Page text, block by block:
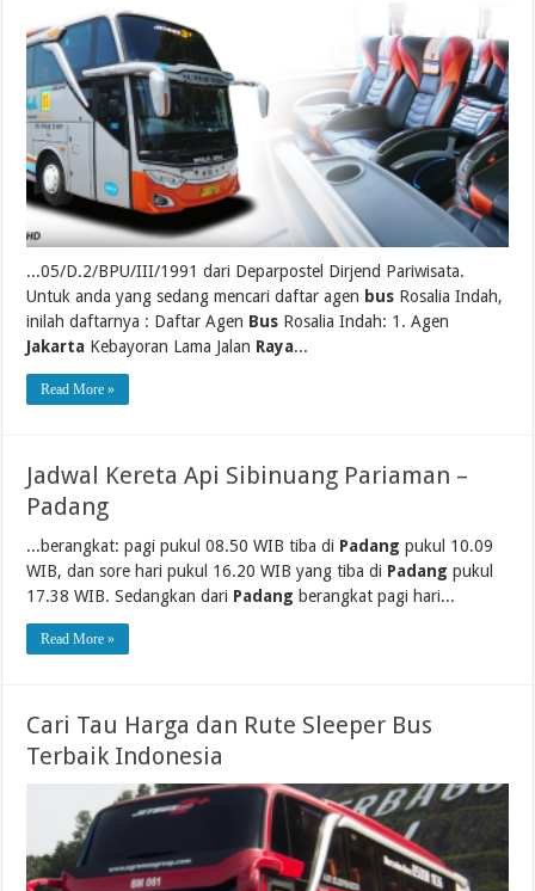
...05/D.2/BPU/III/1991 dari Deparpostel Dirjend Pariwisata.
Untuk anda yang sedang mencari daftar agen bus Rosalia Indah,
inilah daftarnya : Daftar Agen Bus Rosalia Indah: 1. Agen
Jakarta Kebayoran Lama Jalan Raya...
Read More »
Jadwal Kereta Api Sibinuang Pariaman –
Padang
...berangkat: pagi pukul 08.50 WIB tiba di Padang pukul 10.09
WIB, dan sore hari pukul 16.20 WIB yang tiba di Padang pukul
17.38 WIB. Sedangkan dari Padang berangkat pagi hari...
Read More »
Cari Tau Harga dan Rute Sleeper Bus
Terbaik Indonesia